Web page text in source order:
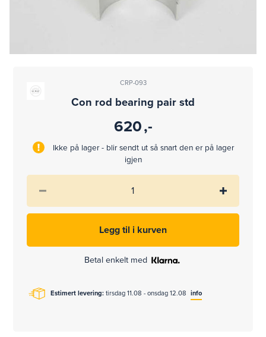
CRP-093
Con rod bearing pair std
620,-
Ikke på lager - blir sendt ut så snart den er på lager
igjen
Betal enkelt med
Estimert levering: tirsdag 11.08 - onsdag 12.08 info